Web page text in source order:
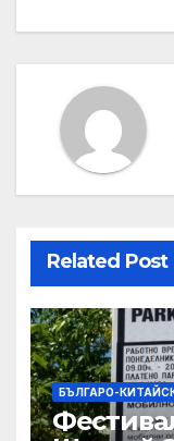
Related Post
БЪЛГАРО-